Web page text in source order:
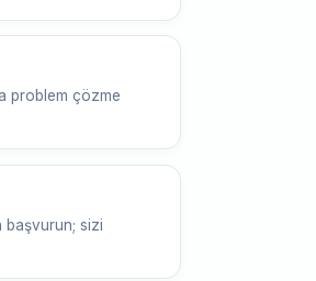
problem çözme
başvurun; sizi